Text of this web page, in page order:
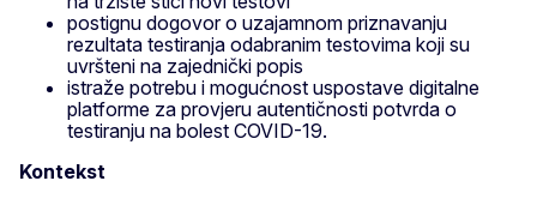
postignu dogovor o uzajamnom priznavanju
rezultata testiranja odabranim testovima koji su
uvršteni na zajednički popis
istraže potrebu i mogućnost uspostave digitalne
platforme za provjeru autentičnosti potvrda o
testiranju na bolest COVID-19.
Kontekst